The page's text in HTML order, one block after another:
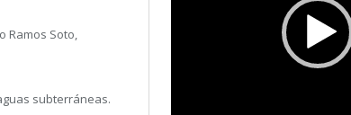
Ramos Soto,
subterráneas.